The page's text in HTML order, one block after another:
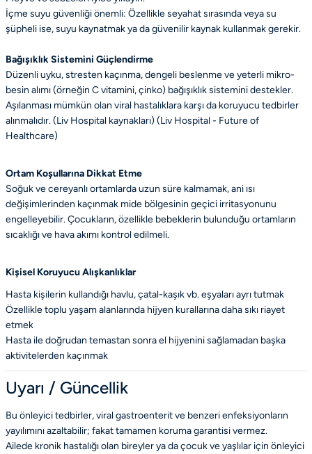
İçme suyu güvenliği önemli: Özellikle seyahat sırasında veya su
şüpheli ise, suyu kaynatmak ya da güvenilir kaynak kullanmak gerekir.
Bağışıklık Sistemini Güçlendirme
Düzenli uyku, stresten kaçınma, dengeli beslenme ve yeterli mikro-
besin alımı (örneğin C vitamini, çinko) bağışıklık sistemini destekler.
Aşılanması mümkün olan viral hastalıklara karşı da koruyucu tedbirler
alınmalıdır. (Liv Hospital kaynakları) (Liv Hospital - Future of
Healthcare)
Ortam Koşullarına Dikkat Etme
Soğuk ve cereyanlı ortamlarda uzun süre kalmamak, ani ısı
değişimlerinden kaçınmak mide bölgesinin geçici irritasyonunu
engelleyebilir. Çocukların, özellikle bebeklerin bulunduğu ortamların
sıcaklığı ve hava akımı kontrol edilmeli.
Kişisel Koruyucu Alışkanlıklar
Hasta kişilerin kullandığı havlu, çatal-kaşık vb. eşyaları ayrı tutmak
Özellikle toplu yaşam alanlarında hijyen kurallarına daha sıkı riayet
etmek
Hasta ile doğrudan temastan sonra el hijyenini sağlamadan başka
aktivitelerden kaçınmak
Uyarı / Güncellik
Bu önleyici tedbirler, viral gastroenterit ve benzeri enfeksiyonların
yayılımını azaltabilir; fakat tamamen koruma garantisi vermez.
Ailede kronik hastalığı olan bireyler ya da çocuk ve yaşlılar için önleyici